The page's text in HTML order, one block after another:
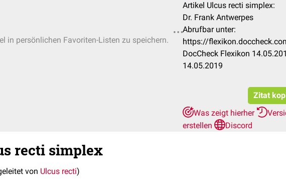
in persönlichen Favoriten-Listen zu speichern.
Artikel Ulcus recti simplex:
Dr. Frank Antwerpes
Abrufbar unter:
https://
DocCheck Flexikon
14.05.2019
Zitat
Was zeigt hierher
erstellen
Discord
recti simplex
von Ulcus recti)